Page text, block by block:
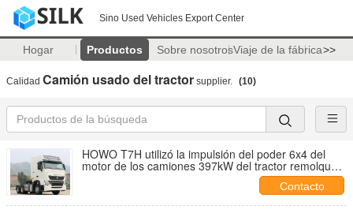
Sino Used Vehicles Export Center
Hogar Productos Sobre nosotrosViaje de la fábrica>>
Calidad Camión usado del tractor supplier. (10)
HOWO T7H utilizó la impulsión del poder 6x4 del
motor de los camiones 397kW del tractor remolque
Contacto